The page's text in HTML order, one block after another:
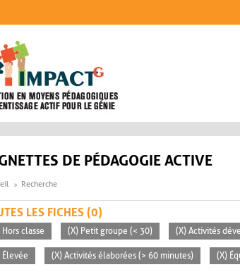
DE PÉDAGOGIE ACTIVE
Recherche
LES FICHES (0)
Hors classe (X) Petit groupe (< 30) (X) Activités
Élevée (X) Activités élaborées (> 60 minutes) (X)